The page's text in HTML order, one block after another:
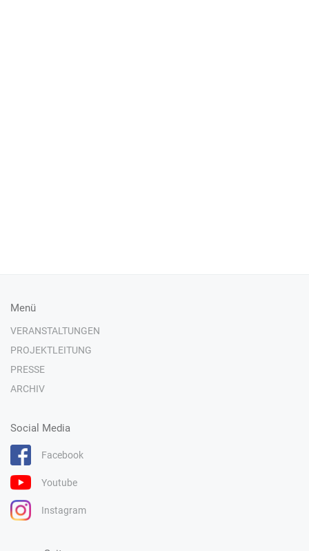
Menü
VERANSTALTUNGEN
PROJEKTLEITUNG
PRESSE
ARCHIV
Social Media
Facebook
Youtube
Instagram